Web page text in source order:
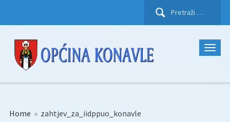
Pretraži:
Home » zahtjev_za_iidppuo_konavle